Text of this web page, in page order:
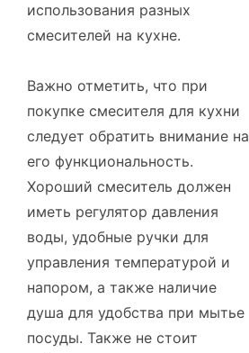
использования разных
смесителей на кухне.
Важно отметить, что при
покупке смесителя для кухни
следует обратить внимание на
его функциональность.
Хороший смеситель должен
иметь регулятор давления
воды, удобные ручки для
управления температурой и
напором, а также наличие
душа для удобства при мытье
посуды. Также не стоит